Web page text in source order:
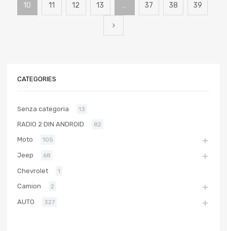
10 11 12 13 … 37 38 39
CATEGORIES
Senza categoria 13
RADIO 2 DIN ANDROID 82
Moto 105
Jeep 68
Chevrolet 1
Camion 2
AUTO 327